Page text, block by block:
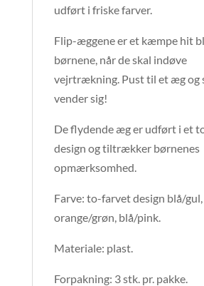
udført i friske farver.
Flip-æggene er et kæmpe hit
børnene, når de skal indøve
vejrtrækning. Pust til et æg og
vender sig!
De flydende æg er udført i et
design og tiltrækker børnenes
opmærksomhed.
Farve: to-farvet design blå/gul,
orange/grøn, blå/pink.
Materiale: plast.
Forpakning: 3 stk. pr. pakke.